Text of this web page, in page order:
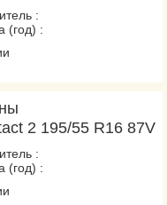
:
(год) :
2 195/55 R16 87V
:
(год) :